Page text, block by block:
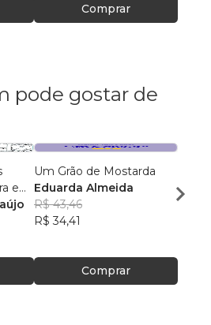
Comprar
pode gostar de
e
Um Grão de Mostarda
Eduarda Almeida
R$ 43,46
R$ 34,41
Comprar
Aulas